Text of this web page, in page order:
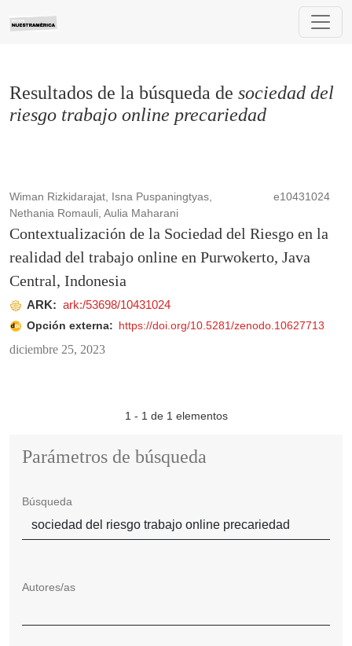
Resultados de la búsqueda de sociedad del
riesgo trabajo online precariedad
Wiman Rizkidarajat, Isna Puspaningtyas,
Nethania Romauli, Aulia Maharani
e10431024
Contextualización de la Sociedad del Riesgo en la
realidad del trabajo online en Purwokerto, Java
Central, Indonesia
ARK: ark:/53698/10431024
Opción externa: https://doi.org/10.5281/zenodo.10627713
diciembre 25, 2023
1 - 1 de 1 elementos
Parámetros de búsqueda
Búsqueda
Autores/as